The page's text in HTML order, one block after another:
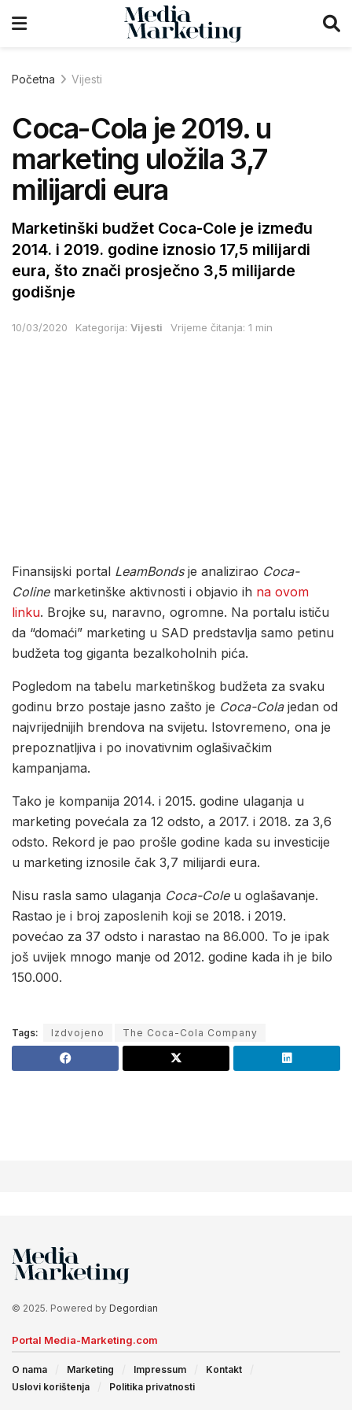
Početna Vijesti
Coca-Cola je 2019. u
marketing uložila 3,7
milijardi eura
Marketinški budžet Coca-Cole je između
2014. i 2019. godine iznosio 17,5 milijardi
eura, što znači prosječno 3,5 milijarde
godišnje
10/03/2020 Kategorija: Vijesti Vrijeme čitanja: 1 min
Finansijski portal LeamBondsje analizirao Coca-
Colinemarketinške aktivnosti i objavio ih na ovom
linku. Brojke su, naravno, ogromne. Na portalu ističu
da “domaći” marketing u SAD predstavlja samo petinu
budžeta tog giganta bezalkoholnih pića.
Pogledom na tabelu marketinškog budžeta za svaku
godinu brzo postaje jasno zašto je Coca-Colajedan od
najvrijednijih brendova na svijetu. Istovremeno, ona je
prepoznatljiva i po inovativnim oglašivačkim
kampanjama.
Tako je kompanija 2014. i 2015. godine ulaganja u
marketing povećala za 12 odsto, a 2017. i 2018. za 3,6
odsto. Rekord je pao prošle godine kada su investicije
u marketing iznosile čak 3,7 milijardi eura.
Nisu rasla samo ulaganja Coca-Coleu oglašavanje.
Rastao je i broj zaposlenih koji se 2018. i 2019.
povećao za 37 odsto i narastao na 86.000. To je ipak
još uvijek mnogo manje od 2012. godine kada ih je bilo
150.000.
Tags: Izdvojeno The Coca-Cola Company
© 2025. Powered by Degordian
Portal Media-Marketing.com
O nama Marketing Impressum
Kontakt
Uslovi korištenja
Politika privatnosti